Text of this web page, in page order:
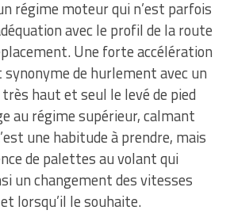
régime moteur qui n’est parfois
avec le profil de la route
Une forte accélération
de hurlement avec un
haut et seul le levé de pied
au régime supérieur, calmant
une habitude à prendre, mais
de palettes au volant qui
un changement des vitesses
lorsqu’il le souhaite.